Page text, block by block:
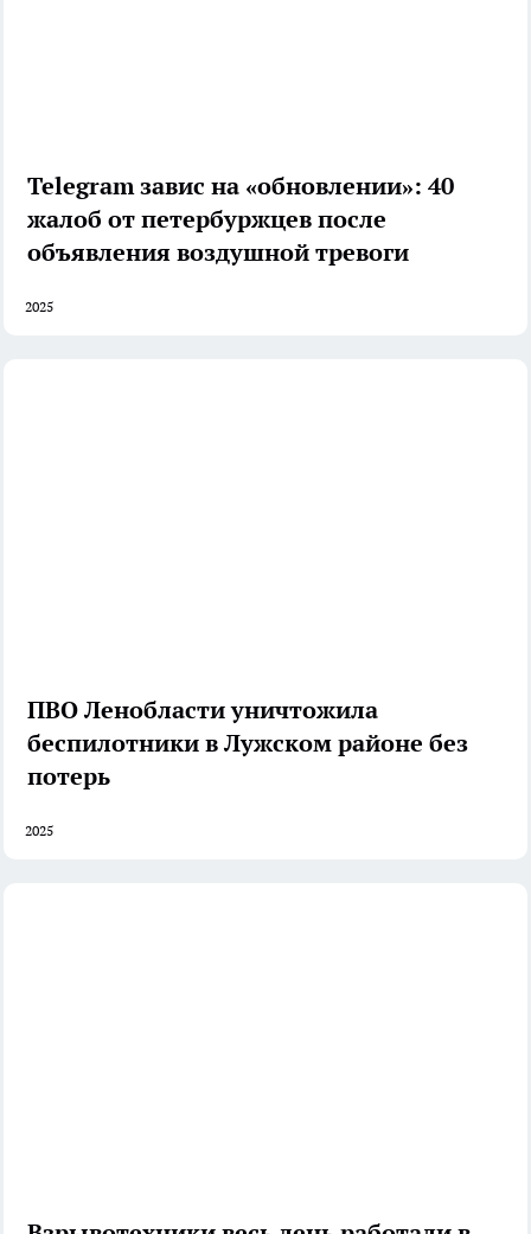
Telegram завис на «обновлении»: 40
жалоб от петербуржцев после
объявления воздушной тревоги
2025
ПВО Ленобласти уничтожила
беспилотники в Лужском районе без
потерь
2025